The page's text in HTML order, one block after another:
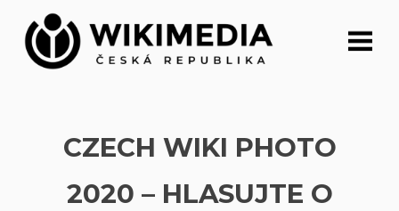
Přeskočit
obsah
CZECH WIKI PHOTO
2020 – HLASUJTE O